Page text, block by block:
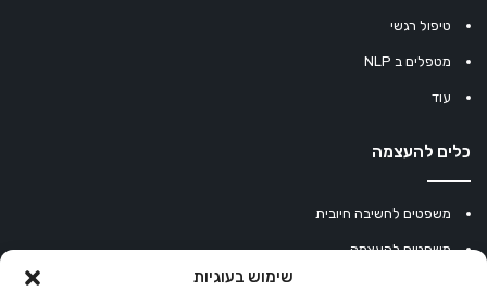
שימוש בעוגיות
טיפול רגשי
מטפלים ב NLP
עוד
כלים להעצמה
משפטים לחשיבה חיובית
משפטים להעצמה